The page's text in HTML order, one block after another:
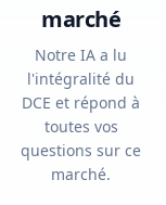
marché
Notre IA a lu
l'intégralité du
DCE et répond à
toutes vos
questions sur ce
marché.